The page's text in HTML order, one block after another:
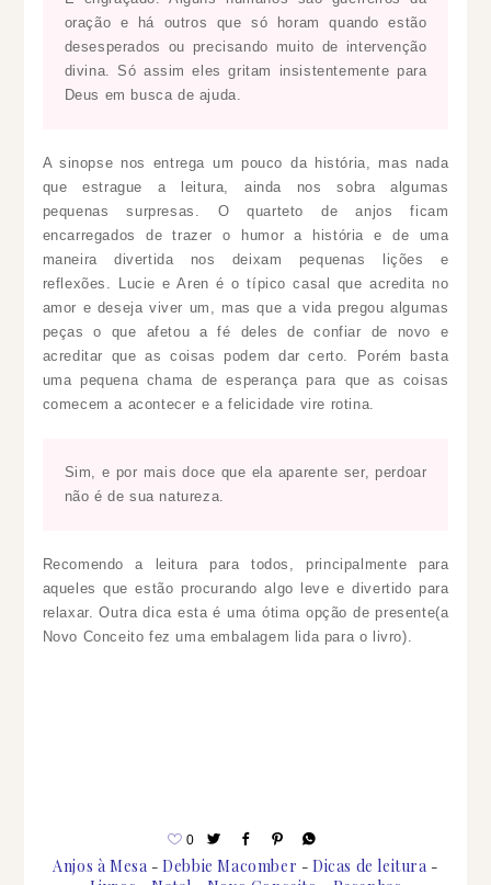
oração e há outros que só horam quando estão
desesperados ou precisando muito de intervenção
divina. Só assim eles gritam insistentemente para
Deus em busca de ajuda.
A sinopse nos entrega um pouco da história, mas nada
que estrague a leitura, ainda nos sobra algumas
pequenas surpresas. O quarteto de anjos ficam
encarregados de trazer o humor a história e de uma
maneira divertida nos deixam pequenas lições e
reflexões. Lucie e Aren é o típico casal que acredita no
amor e deseja viver um, mas que a vida pregou algumas
peças o que afetou a fé deles de confiar de novo e
acreditar que as coisas podem dar certo. Porém basta
uma pequena chama de esperança para que as coisas
comecem a acontecer e a felicidade vire rotina.
Sim, e por mais doce que ela aparente ser, perdoar
não é de sua natureza.
Recomendo a leitura para todos, principalmente para
aqueles que estão procurando algo leve e divertido para
relaxar. Outra dica esta é uma ótima opção de presente(a
Novo Conceito fez uma embalagem lida para o livro).
0
Anjos à Mesa Debbie Macomber
Dicas de leitura